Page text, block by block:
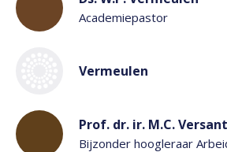
Academiepastor
Vermeulen
Prof. dr. ir. M.C.
Bijzonder hoogleraar